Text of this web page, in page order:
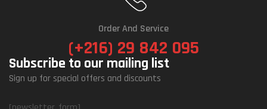
Order And Service
(+216) 29 842 095
Subscribe to our mailing list
Sign up for special offers and discounts